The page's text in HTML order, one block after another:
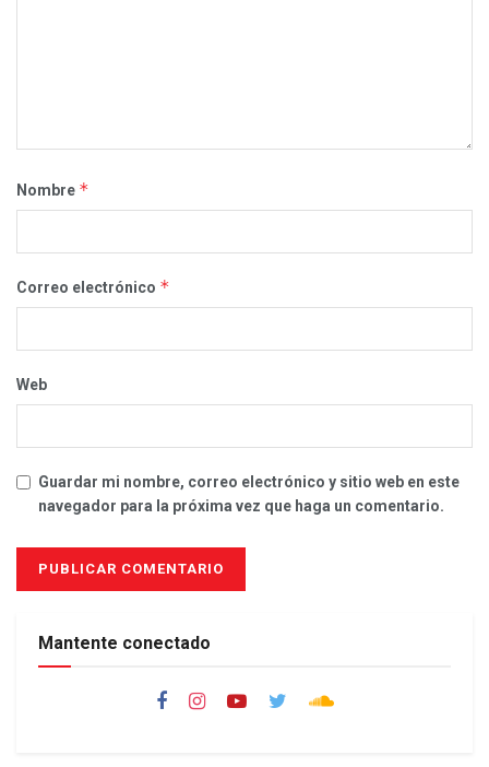
Nombre *
Correo electrónico *
Web
Guardar mi nombre, correo electrónico y sitio web en este
navegador para la próxima vez que haga un comentario.
Mantente conectado